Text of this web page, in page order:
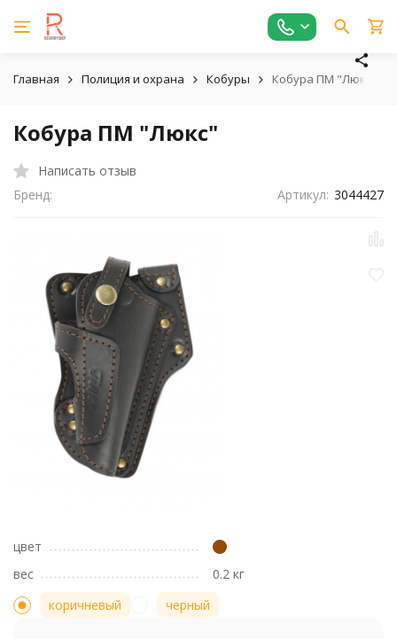
Главная Полиция и охрана Кобуры Кобура ПМ "Люкс"
Кобура ПМ "Люкс"
Написать отзыв
Бренд:
Артикул: 3044427
цвет
вес
0.2 кг
коричневый
черный